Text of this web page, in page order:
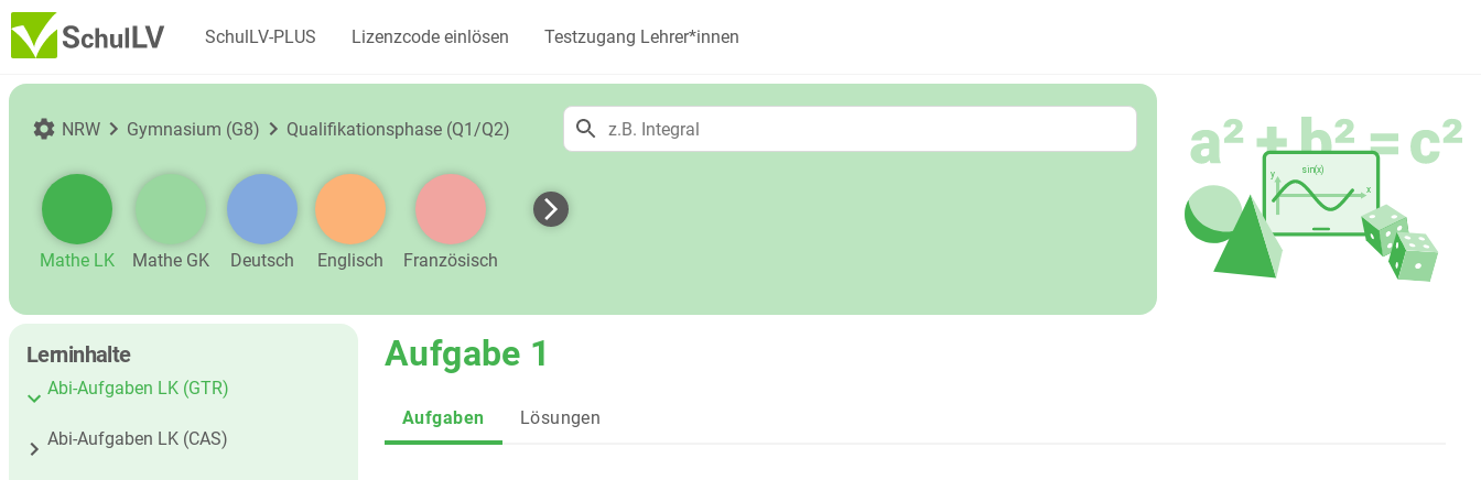
SchulLV-PLUS Lizenzcode einlösen Testzugang Lehrer*innen
NRW Gymnasium (G8) Qualifikationsphase (Q1/Q2)
Mathe LK Mathe GK Deutsch Englisch Französisch
Lerninhalte
Abi-Aufgaben LK (GTR)
Abi-Aufgaben LK (CAS)
Aufgabe 1
Aufgaben Lösungen